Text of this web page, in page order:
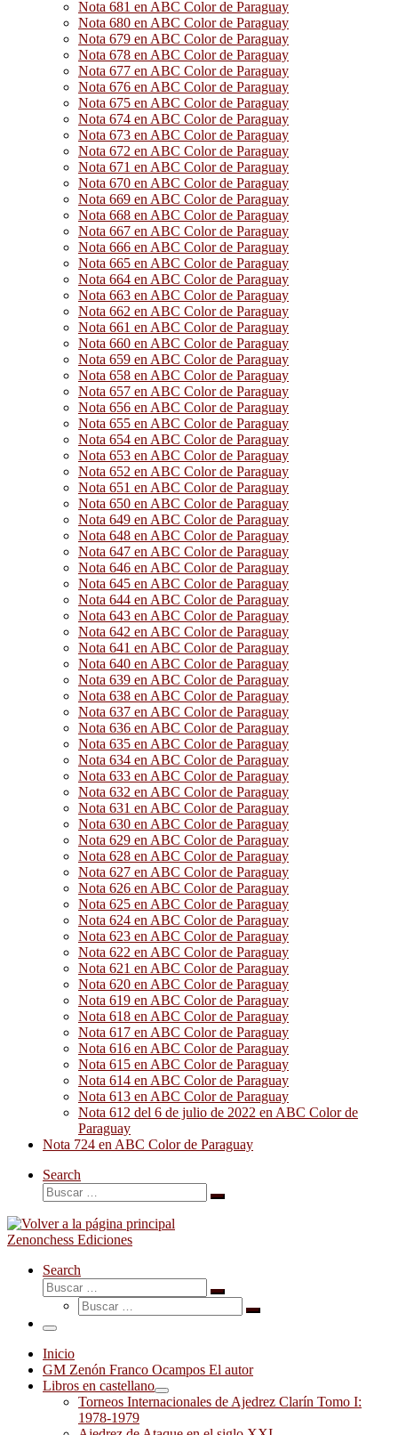
Nota 681 en ABC Color de Paraguay
Nota 680 en ABC Color de Paraguay
Nota 679 en ABC Color de Paraguay
Nota 678 en ABC Color de Paraguay
Nota 677 en ABC Color de Paraguay
Nota 676 en ABC Color de Paraguay
Nota 675 en ABC Color de Paraguay
Nota 674 en ABC Color de Paraguay
Nota 673 en ABC Color de Paraguay
Nota 672 en ABC Color de Paraguay
Nota 671 en ABC Color de Paraguay
Nota 670 en ABC Color de Paraguay
Nota 669 en ABC Color de Paraguay
Nota 668 en ABC Color de Paraguay
Nota 667 en ABC Color de Paraguay
Nota 666 en ABC Color de Paraguay
Nota 665 en ABC Color de Paraguay
Nota 664 en ABC Color de Paraguay
Nota 663 en ABC Color de Paraguay
Nota 662 en ABC Color de Paraguay
Nota 661 en ABC Color de Paraguay
Nota 660 en ABC Color de Paraguay
Nota 659 en ABC Color de Paraguay
Nota 658 en ABC Color de Paraguay
Nota 657 en ABC Color de Paraguay
Nota 656 en ABC Color de Paraguay
Nota 655 en ABC Color de Paraguay
Nota 654 en ABC Color de Paraguay
Nota 653 en ABC Color de Paraguay
Nota 652 en ABC Color de Paraguay
Nota 651 en ABC Color de Paraguay
Nota 650 en ABC Color de Paraguay
Nota 649 en ABC Color de Paraguay
Nota 648 en ABC Color de Paraguay
Nota 647 en ABC Color de Paraguay
Nota 646 en ABC Color de Paraguay
Nota 645 en ABC Color de Paraguay
Nota 644 en ABC Color de Paraguay
Nota 643 en ABC Color de Paraguay
Nota 642 en ABC Color de Paraguay
Nota 641 en ABC Color de Paraguay
Nota 640 en ABC Color de Paraguay
Nota 639 en ABC Color de Paraguay
Nota 638 en ABC Color de Paraguay
Nota 637 en ABC Color de Paraguay
Nota 636 en ABC Color de Paraguay
Nota 635 en ABC Color de Paraguay
Nota 634 en ABC Color de Paraguay
Nota 633 en ABC Color de Paraguay
Nota 632 en ABC Color de Paraguay
Nota 631 en ABC Color de Paraguay
Nota 630 en ABC Color de Paraguay
Nota 629 en ABC Color de Paraguay
Nota 628 en ABC Color de Paraguay
Nota 627 en ABC Color de Paraguay
Nota 626 en ABC Color de Paraguay
Nota 625 en ABC Color de Paraguay
Nota 624 en ABC Color de Paraguay
Nota 623 en ABC Color de Paraguay
Nota 622 en ABC Color de Paraguay
Nota 621 en ABC Color de Paraguay
Nota 620 en ABC Color de Paraguay
Nota 619 en ABC Color de Paraguay
Nota 618 en ABC Color de Paraguay
Nota 617 en ABC Color de Paraguay
Nota 616 en ABC Color de Paraguay
Nota 615 en ABC Color de Paraguay
Nota 614 en ABC Color de Paraguay
Nota 613 en ABC Color de Paraguay
Nota 612 del 6 de julio de 2022 en ABC Color de
Paraguay
Nota 724 en ABC Color de Paraguay
Search
Buscar
Buscar
Zenonchess Ediciones
Search
Buscar
Buscar
Buscar
Buscar
Menú
Inicio
GM Zenón Franco Ocampos El autor
Libros en castellano
Torneos Internacionales de Ajedrez Clarín Tomo I:
1978-1979